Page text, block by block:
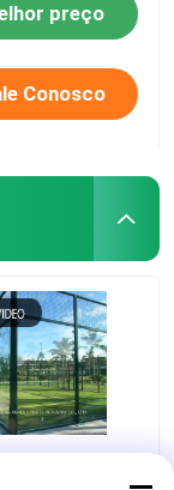
preço
Conosco
Completo de